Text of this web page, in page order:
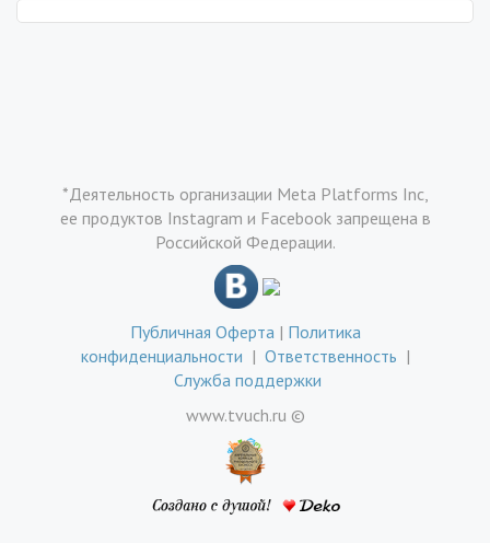
*Деятельность организации Meta Platforms Inc,
ее продуктов Instagram и Facebook запрещена в
Российской Федерации.
Публичная Оферта | Политика
конфиденциальности | Ответственность |
Служба поддержки
www.tvuch.ru ©